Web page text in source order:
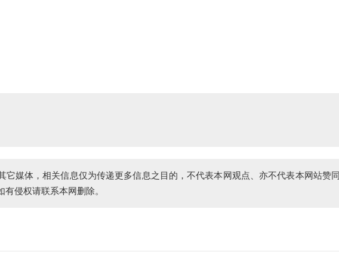
它媒体，相关信息仅为传递更多信息之目的，不代表本网观点、亦不代表本网站赞同
侵权请联系本网删除。